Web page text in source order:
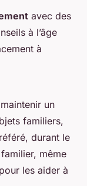
avec des
à l’âge
à
un
familiers,
durant le
même
les aider à